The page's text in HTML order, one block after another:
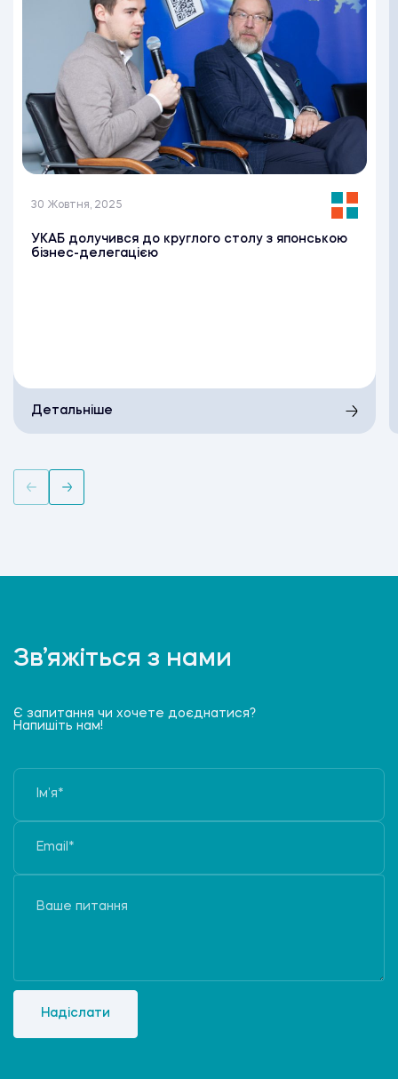
30 Жовтня, 2025
УКАБ долучився до круглого столу з японською
бізнес-делегацією
Детальніше
Зв’яжіться з нами
Є запитання чи хочете доєднатися?
Напишіть нам!
Надіслати